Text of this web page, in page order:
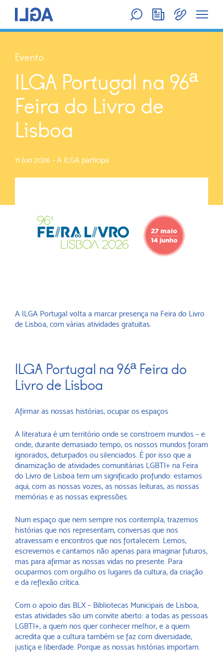
Evento
ILGA Portugal na 96ª
Feira do Livro de
Lisboa
11 Jun 2026 - A ILGA participa
A ILGA Portugal volta a marcar presença na Feira do Livro
de Lisboa, com várias atividades gratuitas.
ILGA Portugal na 96ª Feira do
Livro de Lisboa
Afirmar as nossas histórias, ocupar os espaços
A literatura é um território onde se constroem mundos – e
onde, durante demasiado tempo, os nossos mundos foram
ignorados, deturpados ou silenciados. É por isso que a
dinamização de atividades comunitárias LGBTI+ na Feira
do Livro de Lisboa tem um significado profundo: estamos
aqui, com as nossas vozes, as nossas leituras, as nossas
memórias e as nossas expressões.
Num espaço que nem sempre nos contempla, trazemos
histórias que nos representam, conversas que nos
atravessam e encontros que nos fortalecem. Lemos,
escrevemos e cantamos não apenas para imaginar futuros,
mas para afirmar as nossas vidas no presente. Para
ocuparmos com orgulho os lugares da cultura, da criação
e da reflexão crítica.
Com o apoio das BLX – Bibliotecas Municipais de Lisboa,
estas atividades são um convite aberto: a todas as pessoas
LGBTI+, a quem nos quer conhecer melhor, e a quem
acredita que a cultura também se faz com diversidade,
justiça e liberdade. Porque as nossas histórias importam.